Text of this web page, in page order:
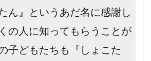
ん』というあだ名に感謝し
の人に知ってもらうことが
子どもたちも『しょこた